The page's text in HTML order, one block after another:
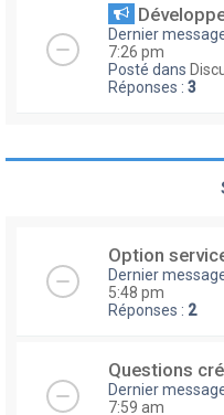
Dernier
7:26 pm
Posté dans
Réponses : 3
Option
Dernier
5:48 pm
Réponses : 2
Questions
Dernier
7:59 am